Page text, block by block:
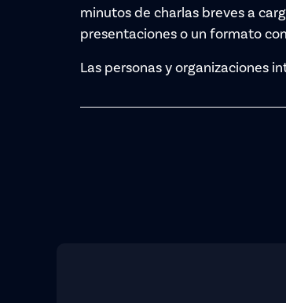
minutos de charlas breves a
presentaciones o un formato
Las personas y organizaciones